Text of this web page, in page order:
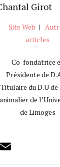
Girot
Site Web |
articles
Co-fondatrice
Présidente de
Titulaire du D.U
animalier de
de Limoges
LinkedIn